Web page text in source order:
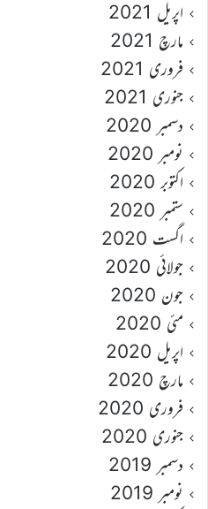
اپریل 2021
مارچ 2021
فروری 2021
جنوری 2021
دسمبر 2020
نومبر 2020
اکتوبر 2020
ستمبر 2020
اگست 2020
جولائی 2020
جون 2020
مئی 2020
اپریل 2020
مارچ 2020
فروری 2020
جنوری 2020
دسمبر 2019
نومبر 2019